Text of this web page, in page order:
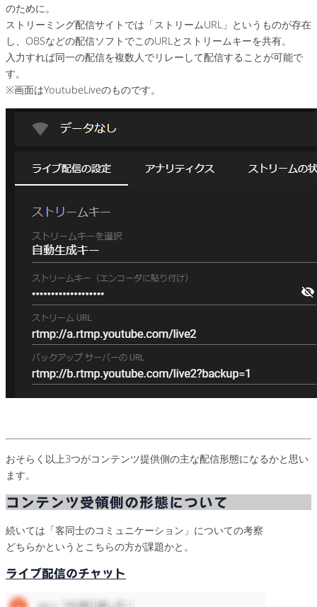
のために。
ストリーミング配信サイトでは「ストリームURL」というものが存在
し、OBSなどの配信ソフトでこのURLとストリームキーを共有。
入力すれば同一の配信を複数人でリレーして配信することが可能で
す。
※画面はYoutubeLiveのものです。
おそらく以上3つがコンテンツ提供側の主な配信形態になるかと思い
ます。
コンテンツ受領側の形態について
続いては「客同士のコミュニケーション」についての考察
どちらかというとこちらの方が課題かと。
ライブ配信のチャット